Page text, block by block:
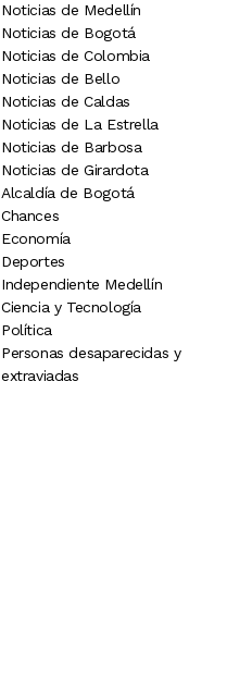
Noticias de Medellín
Noticias de Bogotá
Noticias de Colombia
Noticias de Bello
Noticias de Caldas
Noticias de La Estrella
Noticias de Barbosa
Noticias de Girardota
Alcaldía de Bogotá
Chances
Economía
Deportes
Independiente Medellín
Ciencia y Tecnología
Política
Personas desaparecidas y
extraviadas